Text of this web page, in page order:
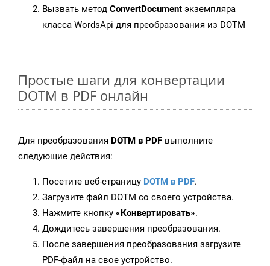
Вызвать метод ConvertDocument экземпляра
класса WordsApi для преобразования из DOTM
Простые шаги для конвертации
DOTM в PDF онлайн
Для преобразования DOTM в PDF выполните
следующие действия:
Посетите веб-страницу DOTM в PDF.
Загрузите файл DOTM со своего устройства.
Нажмите кнопку «Конвертировать».
Дождитесь завершения преобразования.
После завершения преобразования загрузите
PDF-файл на свое устройство.